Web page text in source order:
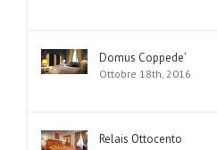
Domus Coppede’
Ottobre 18th, 2016
Relais Ottocento